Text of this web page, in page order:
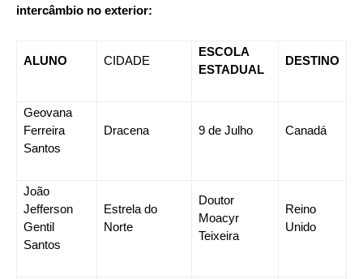
intercâmbio no exterior:
ALUNO CIDADE
ESCOLA
ESTADUAL
DESTINO
Geovana
Ferreira
Santos
Dracena 9 de Julho Canadá
João
Jefferson
Gentil
Santos
Estrela do
Norte
Doutor
Moacyr
Teixeira
Reino
Unido